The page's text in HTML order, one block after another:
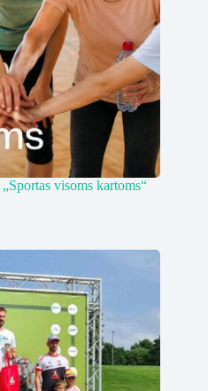
visoms kartoms“